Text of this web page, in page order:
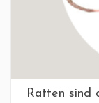
Ratten sind